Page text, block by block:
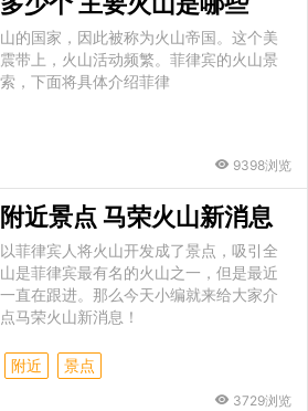
的国家，因此被称为火山帝国。这个美
带上，火山活动频繁。菲律宾的火山景
，下面将具体介绍菲律
9398浏览
近景点 马荣火山新消息
菲律宾人将火山开发成了景点，吸引全
是菲律宾最有名的火山之一，但是最近
直在跟进。那么今天小编就来给大家介
马荣火山新消息！
附近 景点
3729浏览